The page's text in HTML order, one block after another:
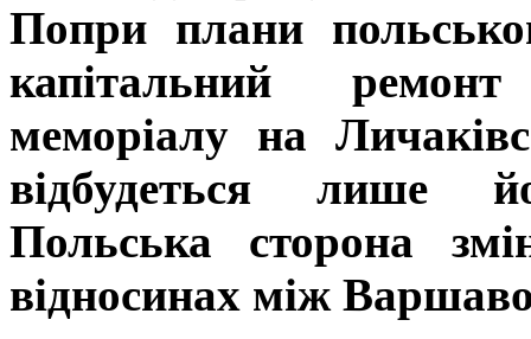
Попри плани
капітальний
меморіалу на
відбудеться лише
Польська сторона
відносинах між